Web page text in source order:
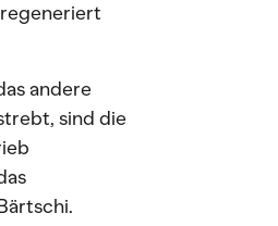
andere
sind die